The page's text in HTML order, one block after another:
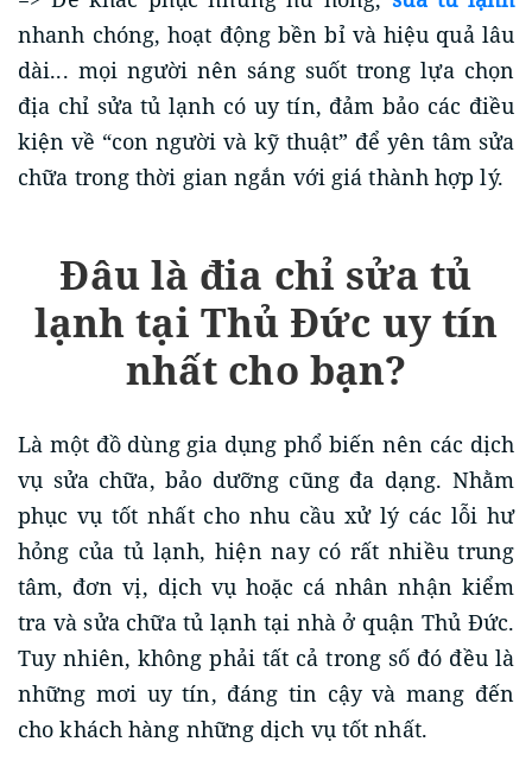
nhanh chóng, hoạt động bền bỉ và hiệu quả lâu
dài... mọi người nên sáng suốt trong lựa chọn
địa chỉ sửa tủ lạnh có uy tín, đảm bảo các điều
kiện về “con người và kỹ thuật” để yên tâm sửa
chữa trong thời gian ngắn với giá thành hợp lý.
Đâu là đia chỉ sửa tủ
lạnh tại Thủ Đức uy tín
nhất cho bạn?
Là một đồ dùng gia dụng phổ biến nên các dịch
vụ sửa chữa, bảo dưỡng cũng đa dạng. Nhằm
phục vụ tốt nhất cho nhu cầu xử lý các lỗi hư
hỏng của tủ lạnh, hiện nay có rất nhiều trung
tâm, đơn vị, dịch vụ hoặc cá nhân nhận kiểm
tra và sửa chữa tủ lạnh tại nhà ở quận Thủ Đức.
Tuy nhiên, không phải tất cả trong số đó đều là
những mơi uy tín, đáng tin cậy và mang đến
cho khách hàng những dịch vụ tốt nhất.